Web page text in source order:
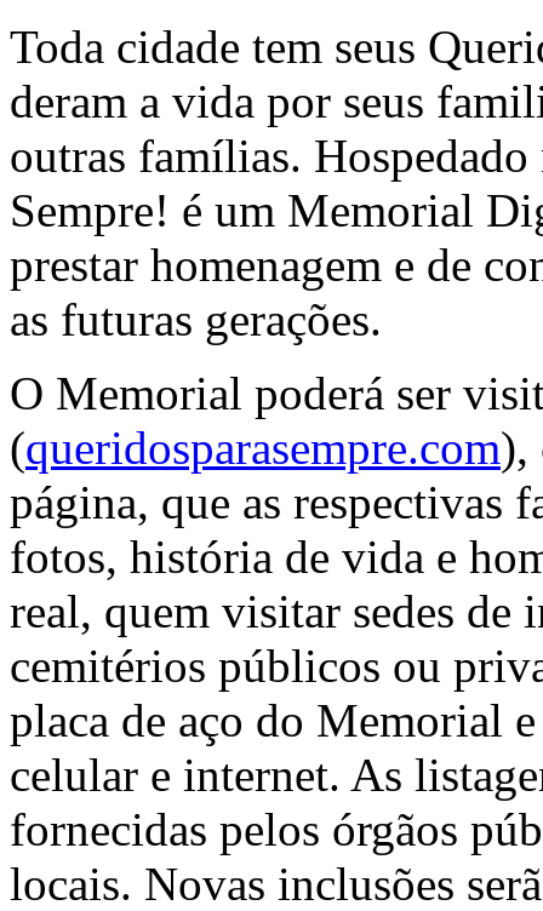
Toda cidade tem seus
deram a vida por seus
outras famílias.
Sempre! é um Memorial
prestar homenagem e de
as futuras gerações.
O Memorial poderá ser
(queridosparasempre.com),
página, que as respectivas
fotos, história de vida e
real, quem visitar sedes de
cemitérios públicos ou
placa de aço do Memorial
celular e internet. As
fornecidas pelos órgãos
locais. Novas inclusões